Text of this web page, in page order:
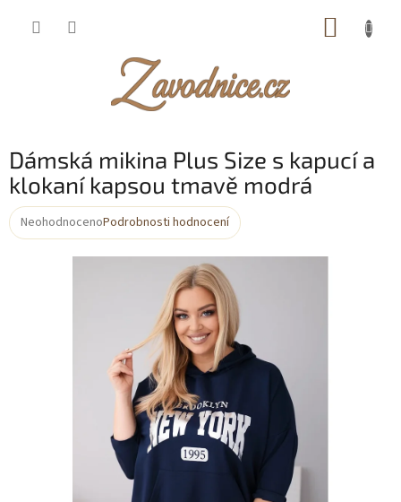
Dámská mikina Plus Size s kapucí a
klokaní kapsou tmavě modrá
Průměrné
NeohodnocenoPodrobnosti hodnocení